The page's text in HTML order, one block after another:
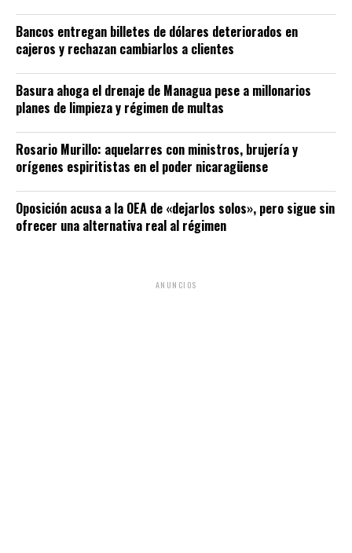
Bancos entregan billetes de dólares deteriorados en
cajeros y rechazan cambiarlos a clientes
Basura ahoga el drenaje de Managua pese a millonarios
planes de limpieza y régimen de multas
Rosario Murillo: aquelarres con ministros, brujería y
orígenes espiritistas en el poder nicaragüense
Oposición acusa a la OEA de «dejarlos solos», pero sigue sin
ofrecer una alternativa real al régimen
ANUNCIOS